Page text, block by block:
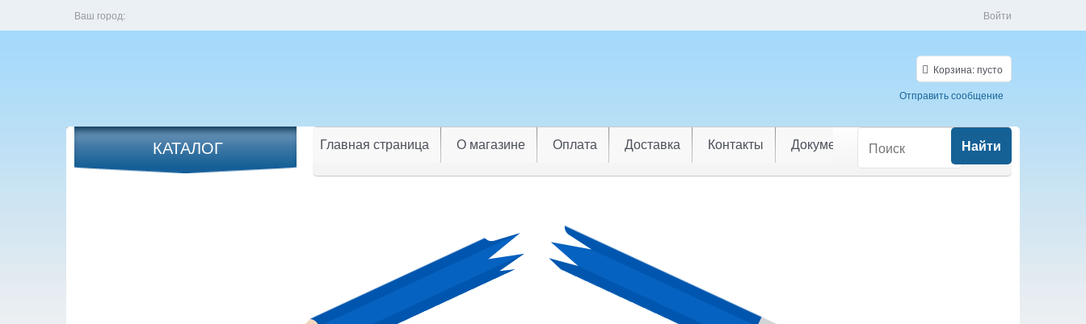
Ваш город: Войти
Корзина:пусто
Отправить сообщение
КАТАЛОГ Главная страница О магазине Оплата Доставка Контакты Документы Найти